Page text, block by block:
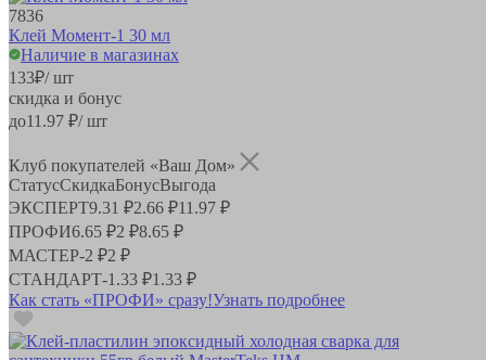
7836
Клей Момент-1 30 мл
Наличие в магазинах
133₽/ шт
скидка и бонус
до11.97 ₽/ шт
Клуб покупателей «Ваш Дом»
СтатусСкидкаБонусВыгода
ЭКСПЕРТ9.31 ₽2.66 ₽11.97 ₽
ПРОФИ6.65 ₽2 ₽8.65 ₽
МАСТЕР-2 ₽2 ₽
СТАНДАРТ-1.33 ₽1.33 ₽
Как стать «ПРОФИ» сразу!Узнать подробнее